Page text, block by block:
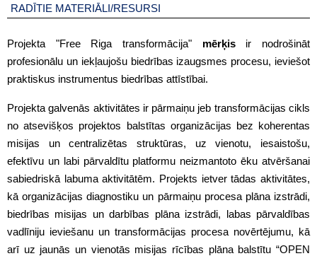
RADĪTIE MATERIĀLI/RESURSI
Projekta "Free Riga transformācija" mērķisir nodrošināt
profesionālu un iekļaujošu biedrības izaugsmes procesu, ieviešot
praktiskus instrumentus biedrības attīstībai.
Projekta galvenās aktivitātes ir pārmaiņu jeb transformācijas cikls
no atsevišķos projektos balstītas organizācijas bez koherentas
misijas un centralizētas struktūras, uz vienotu, iesaistošu,
efektīvu un labi pārvaldītu platformu neizmantoto ēku atvēršanai
sabiedriskā labuma aktivitātēm. Projekts ietver tādas aktivitātes,
kā organizācijas diagnostiku un pārmaiņu procesa plāna izstrādi,
biedrības misijas un darbības plāna izstrādi, labas pārvaldības
vadlīniju ieviešanu un transformācijas procesa novērtējumu, kā
arī uz jaunās un vienotās misijas rīcības plāna balstītu “OPEN